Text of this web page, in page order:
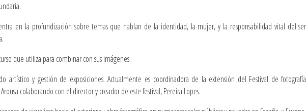
en la profundización sobre temas que hablan de la identidad, la mujer, y la responsabilidad vital del ser
que utiliza para combinar con sus imágenes.
artístico y gestión de exposiciones. Actualmente es coordinadora de la extensión del Festival de fotografía
colaborando con el director y creador de este festival, Pereira Lopes.